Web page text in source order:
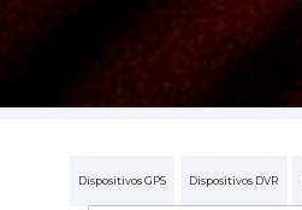
Dispositivos GPS Dispositivos DVR